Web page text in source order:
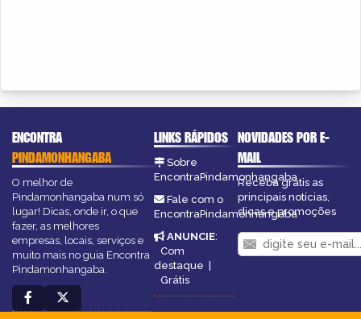
ENCONTRA
PINDAMONHANGABA
O melhor de
Pindamonhangaba num só
lugar! Dicas, onde ir, o que
fazer, as melhores
empresas, locais, serviços e
muito mais no guia Encontra
Pindamonhangaba.
LINKS RÁPIDOS
Sobre
EncontraPindamonhangaba
Fale com o
EncontraPindamonhangaba
ANUNCIE:
Com
destaque |
Grátis
NOVIDADES POR E-
MAIL
Receba grátis as
principais notícias,
dicas e promoções